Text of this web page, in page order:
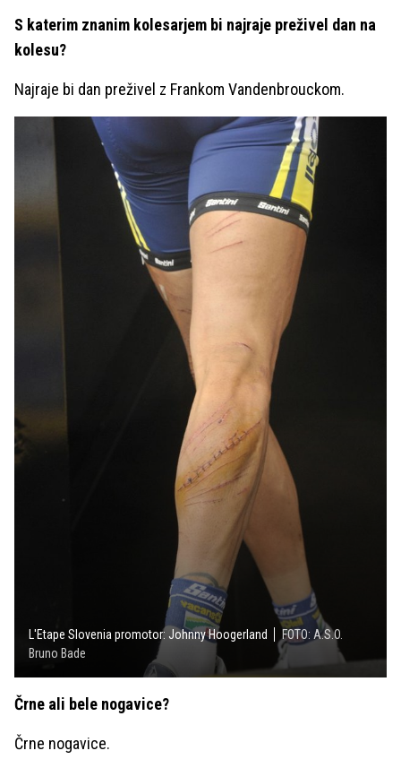
S katerim znanim kolesarjem bi najraje preživel dan na
kolesu?
Najraje bi dan preživel z Frankom Vandenbrouckom.
L'Etape Slovenia promotor: Johnny Hoogerland
FOTO: A.S.O.
Bruno Bade
Črne ali bele nogavice?
Črne nogavice.